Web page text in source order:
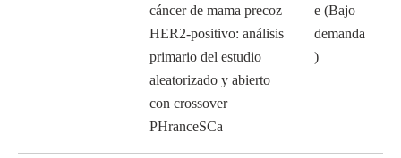
cáncer de mama precoz
HER2-positivo: análisis
primario del estudio
aleatorizado y abierto
con crossover
PHranceSCa
e (Bajo
demanda
)